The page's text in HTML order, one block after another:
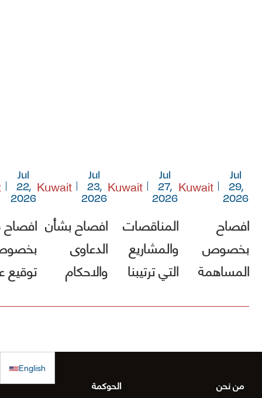
Jul
29,
2026
Kuwait
افصاح
بخصوص
المساهمة
Jul
27,
2026
Kuwait
المناقصات
والمشاريع
التي ترتيبنا
بالترسية بعد
Jul
23,
2026
Kuwait
افصاح بشأن
الدعاوى
والاحكام
Jul
22,
2026
توقيع
منطقة
English
من نحن الحوكمة